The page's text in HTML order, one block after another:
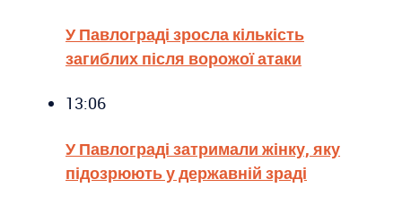
У Павлограді зросла кількість
загиблих після ворожої атаки
13:06
У Павлограді затримали жінку, яку
підозрюють у державній зраді